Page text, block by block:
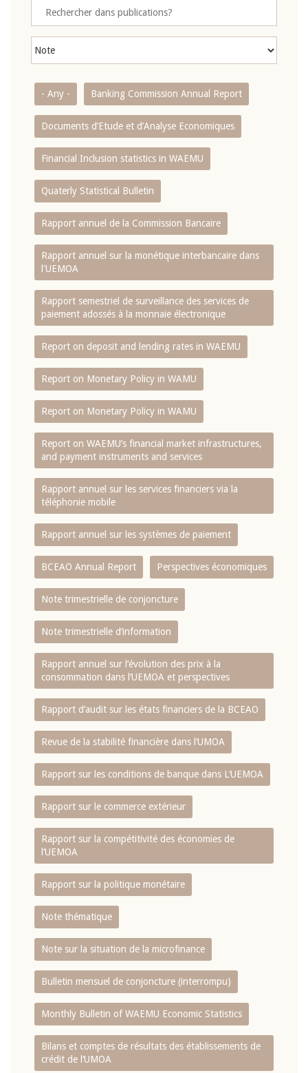
- Any - Banking Commission Annual Report
Documents d’Etude et d’Analyse Economiques
Financial Inclusion statistics in WAEMU
Quaterly Statistical Bulletin
Rapport annuel de la Commission Bancaire
Rapport annuel sur la monétique interbancaire dans
l'UEMOA
Rapport semestriel de surveillance des services de
paiement adossés à la monnaie électronique
Report on deposit and lending rates in WAEMU
Report on Monetary Policy in WAMU
Report on Monetary Policy in WAMU
Report on WAEMU’s financial market infrastructures,
and payment instruments and services
Rapport annuel sur les services financiers via la
téléphonie mobile
Rapport annuel sur les systèmes de paiement
BCEAO Annual Report Perspectives économiques
Note trimestrielle de conjoncture
Note trimestrielle d‘information
Rapport annuel sur l‘évolution des prix à la
consommation dans l‘UEMOA et perspectives
Rapport d‘audit sur les états financiers de la BCEAO
Revue de la stabilité financière dans l‘UMOA
Rapport sur les conditions de banque dans L‘UEMOA
Rapport sur le commerce extérieur
Rapport sur la compétitivité des économies de
l‘UEMOA
Rapport sur la politique monétaire
Note thématique
Note sur la situation de la microfinance
Bulletin mensuel de conjoncture (interrompu)
Monthly Bulletin of WAEMU Economic Statistics
Bilans et comptes de résultats des établissements de
crédit de l‘UMOA